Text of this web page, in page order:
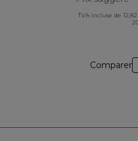
TVA incluse de
Comparer